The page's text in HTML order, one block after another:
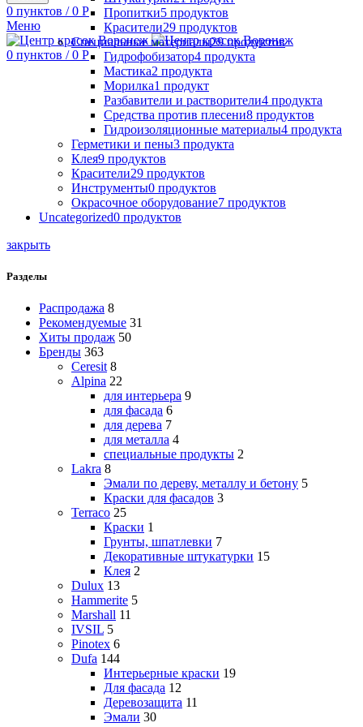
0 пунктов / 0 Р
Меню
0 пунктов / 0 Р
Пропитки5 продуктов
Красители29 продуктов
Специальные материалы29 продуктов
Гидрофобизатор4 продукта
Мастика2 продукта
Морилка1 продукт
Разбавители и растворители4 продукта
Средства против плесени8 продуктов
Гидроизоляционные материалы4 продукта
Герметики и пены3 продукта
Клея9 продуктов
Красители29 продуктов
Инструменты0 продуктов
Окрасочное оборудование7 продуктов
Uncategorized0 продуктов
закрыть
Разделы
Распродажа 8
Рекомендуемые 31
Хиты продаж 50
Бренды 363
Ceresit 8
Alpina 22
для интерьера 9
для фасада 6
для дерева 7
для металла 4
специальные продукты 2
Lakra 8
Эмали по дереву, металлу и бетону 5
Краски для фасадов 3
Terraco 25
Краски 1
Грунты, шпатлевки 7
Декоративные штукатурки 15
Клея 2
Dulux 13
Hammerite 5
Marshall 11
IVSIL 5
Pinotex 6
Dufa 144
Интерьерные краски 19
Для фасада 12
Деревозащита 11
Эмали 30